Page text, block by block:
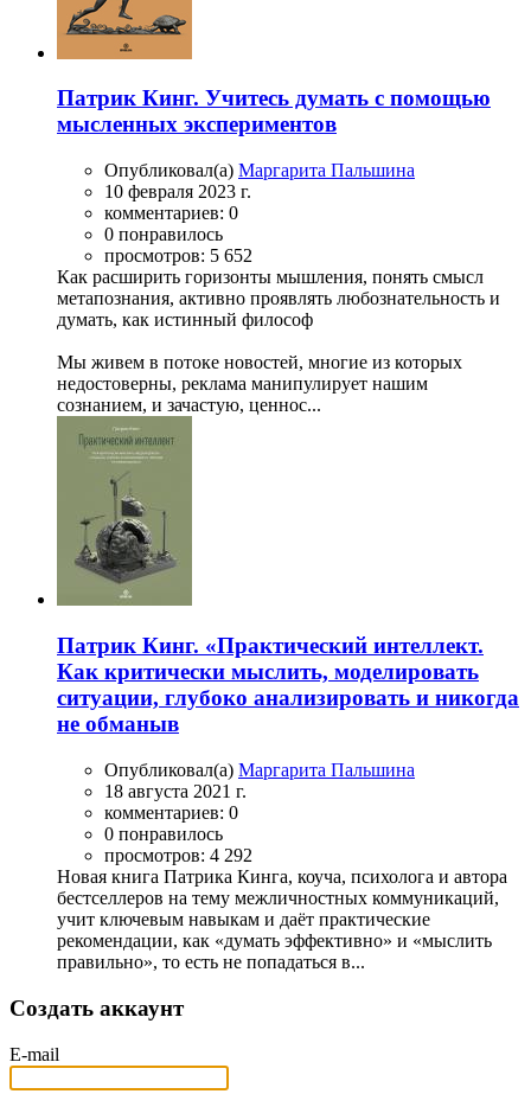
Патрик Кинг. Учитесь думать с помощью
мысленных экспериментов
Опубликовал(а) Маргарита Пальшина
10 февраля 2023 г.
комментариев: 0
0 понравилось
просмотров: 5 652
Как расширить горизонты мышления, понять смысл
метапознания, активно проявлять любознательность и
думать, как истинный философ
Мы живем в потоке новостей, многие из которых
недостоверны, реклама манипулирует нашим
сознанием, и зачастую, ценнос...
Патрик Кинг. «Практический интеллект.
Как критически мыслить, моделировать
ситуации, глубоко анализировать и никогда
не обманыв
Опубликовал(а) Маргарита Пальшина
18 августа 2021 г.
комментариев: 0
0 понравилось
просмотров: 4 292
Новая книга Патрика Кинга, коуча, психолога и автора
бестселлеров на тему межличностных коммуникаций,
учит ключевым навыкам и даёт практические
рекомендации, как «думать эффективно» и «мыслить
правильно», то есть не попадаться в...
Создать аккаунт
E-mail